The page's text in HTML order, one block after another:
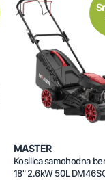
MASTER
Kosilica samohodna
18" 2.6kW 50L